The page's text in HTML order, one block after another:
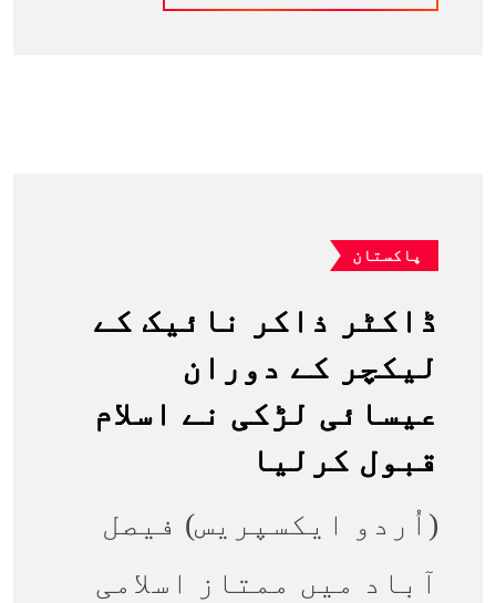
پاکستان
ڈاکٹر ذاکر نائیک کے
لیکچر کے دوران
عیسائی لڑکی نے اسلام
قبول کرلیا
(اُردو ایکسپریس) فیصل
آباد میں ممتاز اسلامی